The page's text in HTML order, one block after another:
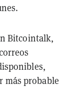
Bitcointalk,
más probable